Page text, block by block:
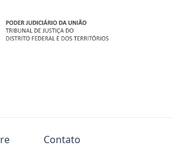
Contato